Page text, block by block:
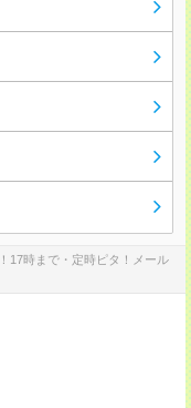
17時まで・定時ピタ！メール